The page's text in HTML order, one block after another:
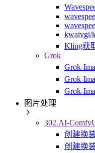
kwaivgi/
Kling获
Grok
Grok-
Grok-
Grok-
图片处理
302.AI-
创建换
创建换